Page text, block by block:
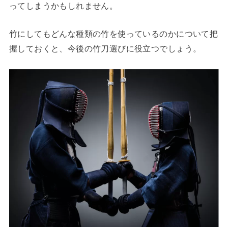
ってしまうかもしれません。
竹にしてもどんな種類の竹を使っているのかについて把
握しておくと、今後の竹刀選びに役立つでしょう。